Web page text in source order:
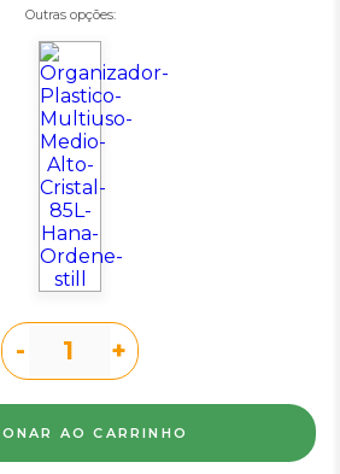
Outras opções:
- +